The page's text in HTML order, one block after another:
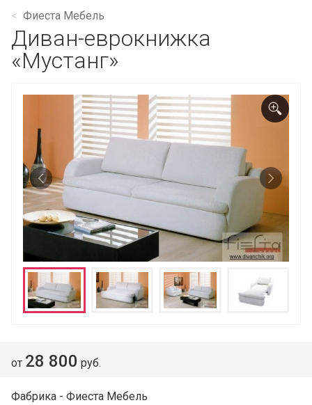
Фиеста Мебель
Диван-еврокнижка
«Мустанг»
от 28 800 руб.
Фабрика - Фиеста Мебель